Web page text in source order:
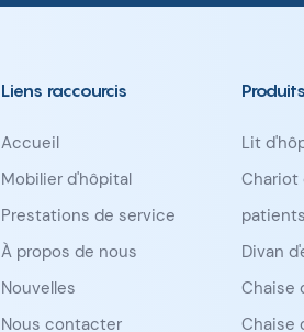
Liens raccourcis
Accueil
Mobilier d'hôpital
Prestations de service
À propos de nous
Nouvelles
Nous contacter
Produits
Lit
Chariot
patients
Divan
Chaise
Chaise